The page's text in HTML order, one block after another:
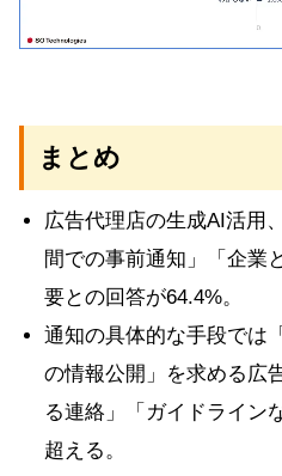
まとめ
広告代理店の生成AI活用
間での事前通知」「企業
要との回答が64.4%。
通知の具体的な手段では
の情報公開」を求める広
る連絡」「ガイドライン
超える。